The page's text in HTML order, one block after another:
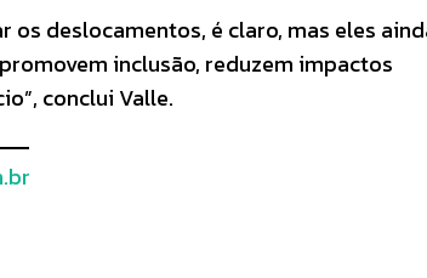
deslocamentos, é claro, mas eles
inclusão, reduzem impactos
conclui Valle.